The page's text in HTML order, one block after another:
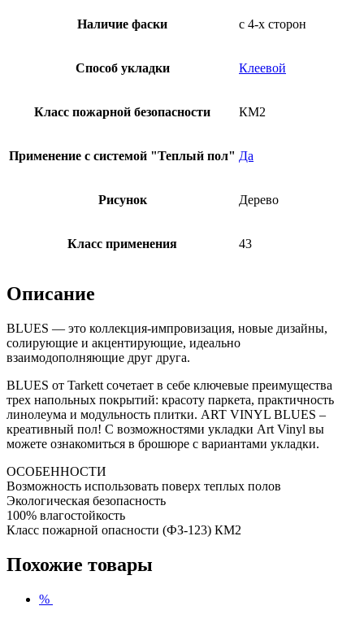
Наличие фаски с 4-х сторон
Способ укладки Клеевой
Класс пожарной безопасности КМ2
Применение с системой "Теплый пол" Да
Рисунок Дерево
Класс применения 43
Описание
BLUES — это коллекция-импровизация, новые дизайны,
солирующие и акцентирующие, идеально
взаимодополняющие друг друга.
BLUES от Tarkett сочетает в себе ключевые преимущества
трех напольных покрытий: красоту паркета, практичность
линолеума и модульность плитки. ART VINYL BLUES –
креативный пол! С возможностями укладки Art Vinyl вы
можете ознакомиться в брошюре с вариантами укладки.
ОСОБЕННОСТИ
Возможность использовать поверх теплых полов
Экологическая безопасность
100% влагостойкость
Класс пожарной опасности (ФЗ-123) КМ2
Похожие товары
%